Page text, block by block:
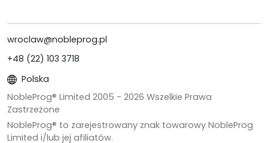
wroclaw@nobleprog.pl
+48 (22) 103 3718
Polska
NobleProg® Limited 2005 - 2026 Wszelkie Prawa
Zastrzeżone
NobleProg® to zarejestrowany znak towarowy NobleProg
Limited i/lub jej afiliatów.